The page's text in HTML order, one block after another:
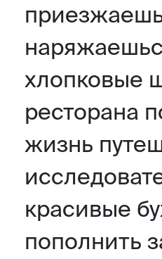
приезжаешь
хлопковые
ресторана
жизнь
красивые
пополнить